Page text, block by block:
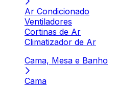
Ar Condicionado
Ventiladores
Cortinas de Ar
Climatizador de Ar
Cama, Mesa e Banho
Cama